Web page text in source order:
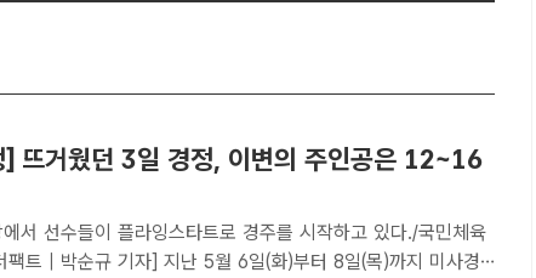
] 뜨거웠던 3일 경정, 이변의 주인공은 12~16
에서 선수들이 플라잉스타트로 경주를 시작하고 있다./국민체육
팩트 | 박순규 기자] 지난 5월 6일(화)부터 8일(목)까지 미사경